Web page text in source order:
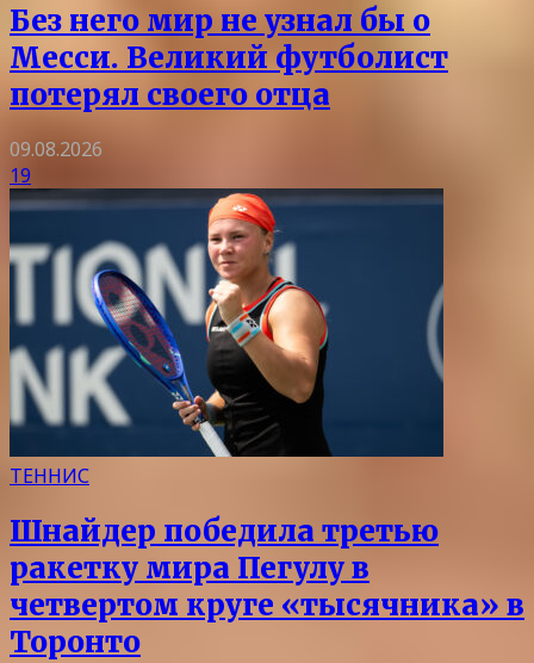
Без него мир не узнал бы о
Месси. Великий футболист
потерял своего отца
09.08.2026
19
ТЕННИС
Шнайдер победила третью
ракетку мира Пегулу в
четвертом круге «тысячника» в
Торонто